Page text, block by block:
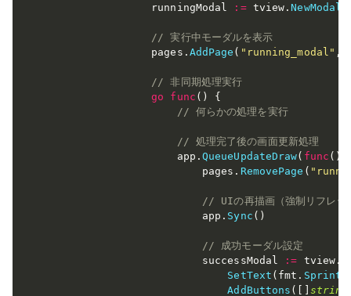
                runningModal
:= tview .NewModal
// 実行中モーダルを表示
                pages
. AddPage ( "running_modal" ,
// 非同期処理実行
go
func ( )
{
// 何らかの処理を実行
// 処理完了後の画面更新処理
                    app
. QueueUpdateDraw( func ( )
                        pages
. RemovePage (
// UIの再描画（強制リフレッ
                        app
. Sync ( )
// 成功モーダル設定
                        successModal
:= tview .
SetText ( fmt . Sprintf
AddButtons ( string